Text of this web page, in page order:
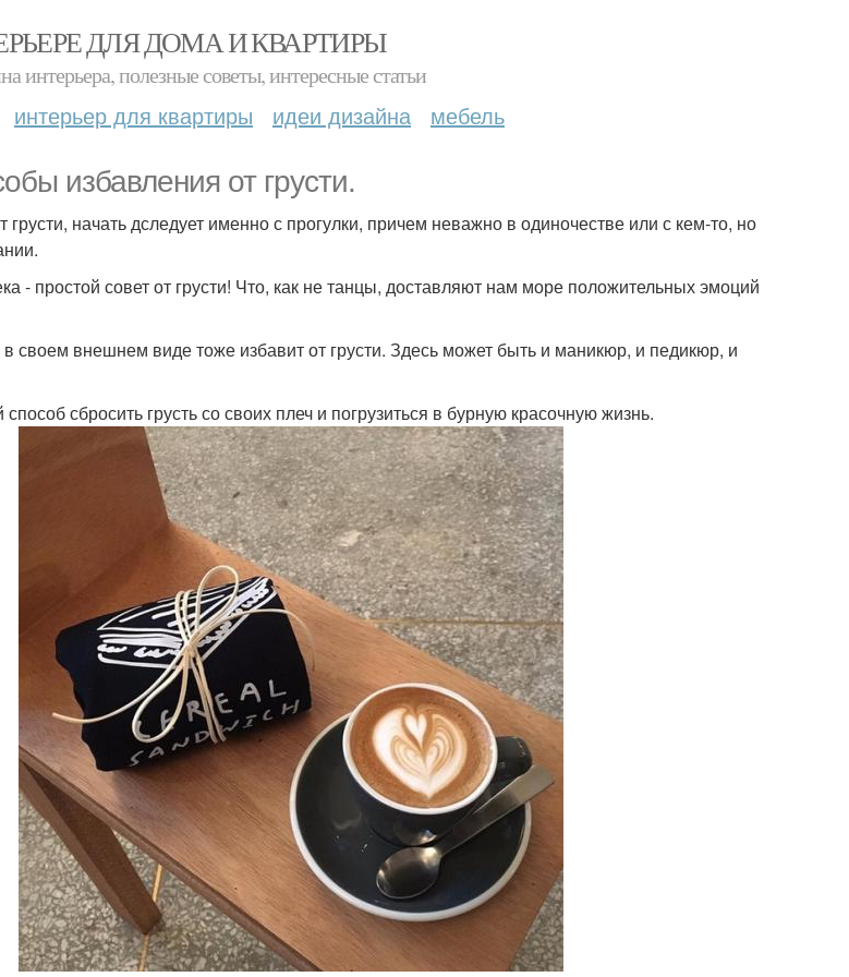
ДЛЯ ДОМА И КВАРТИРЫ
интерьера, полезные советы, интересные статьи
интерьер для квартиры идеи дизайна мебель
избавления от грусти.
грусти, начать дследует именно с прогулки, причем неважно в одиночестве или с кем-то, но
- простой совет от грусти! Что, как не танцы, доставляют нам море положительных эмоций
своем внешнем виде тоже избавит от грусти. Здесь может быть и маникюр, и педикюр, и
сбросить грусть со своих плеч и погрузиться в бурную красочную жизнь.